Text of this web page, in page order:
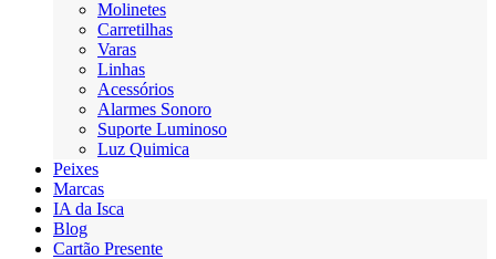
Molinetes
Carretilhas
Varas
Linhas
Acessórios
Alarmes Sonoro
Suporte Luminoso
Luz Quimica
Peixes
Marcas
IA da Isca
Blog
Cartão Presente